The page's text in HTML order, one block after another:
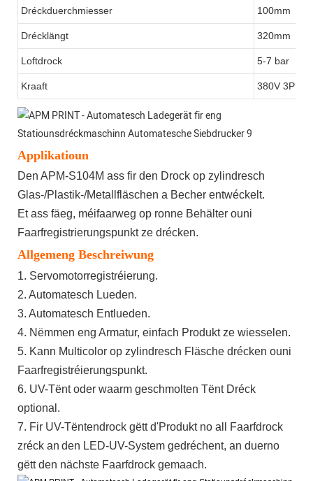
Dréckduerchmiesser 100mm
Drécklängt 320mm
Loftdrock 5-7 bar
Kraaft 380V 3P
Applikatioun
Den APM-S104M ass fir den Drock op zylindresch
Glas-/Plastik-/Metallfläschen a Becher entwéckelt.
Et ass fäeg, méifaarweg op ronne Behälter ouni
Faarfregistrierungspunkt ze drécken.
Allgemeng Beschreiwung
1. Servomotorregistréierung.
2. Automatesch Lueden.
3. Automatesch Entlueden.
4. Nëmmen eng Armatur, einfach Produkt ze wiesselen.
5. Kann Multicolor op zylindresch Fläsche drécken ouni
Faarfregistréierungspunkt.
6. UV-Tënt oder waarm geschmolten Tënt Dréck
optional.
7. Fir UV-Tëntendrock gëtt d'Produkt no all Faarfdrock
zréck an den LED-UV-System gedréchent, an duerno
gëtt den nächste Faarfdrock gemaach.